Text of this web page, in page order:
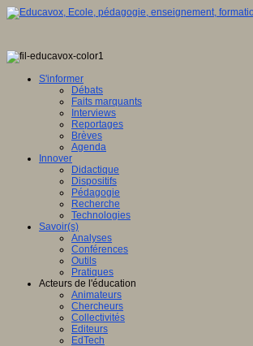
S'informer
Débats
Faits marquants
Interviews
Reportages
Brèves
Agenda
Innover
Didactique
Dispositifs
Pédagogie
Recherche
Technologies
Savoir(s)
Analyses
Conférences
Outils
Pratiques
Acteurs de l'éducation
Animateurs
Chercheurs
Collectivités
Editeurs
EdTech